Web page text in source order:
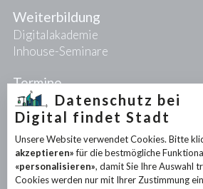
Weiterbildung
Digitalakademie
Inhouse-Seminare
Termine
Projekte
PIONEER-Projekte
Forschungsprojekte
Partnerprojekte
Datenschutz bei
Digital findet Stadt
Unsere Website verwendet Cookies. Bitte
akzeptieren»für die bestmögliche
«personalisieren», damit Sie Ihre Auswahl
Cookies werden nur mit Ihrer Zustimmung